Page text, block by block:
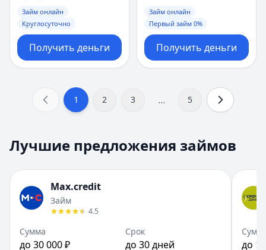
Займ онлайн
Круглосуточно
Получить деньги
Займ онлайн
Первый займ 0%
Получить деньги
1 2 3 ... 5
Лучшие предложения займов
Max.credit
Займ
4.5
Сумма
до 30 000 ₽
Срок
до 30 дней до